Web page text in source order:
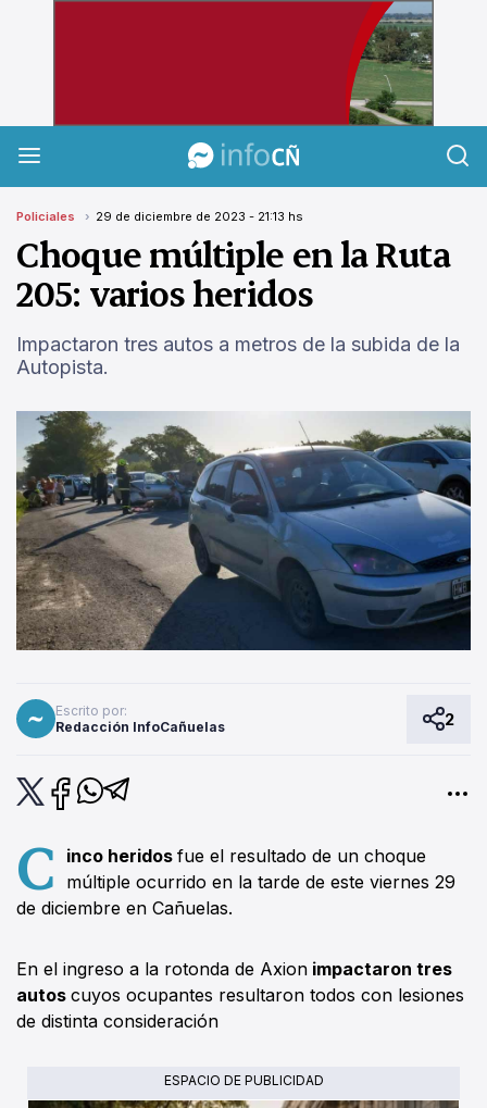
Policiales 29 de diciembre de 2023 - 21:13 hs
Choque múltiple en la Ruta
205: varios heridos
Impactaron tres autos a metros de la subida de la
Autopista.
Escrito por:
Redacción InfoCañuelas
2
C inco heridosfue el resultado de un choque
múltiple ocurrido en la tarde de este viernes 29
de diciembre en Cañuelas.
En el ingreso a la rotonda de Axion impactaron tres
autos cuyos ocupantes resultaron todos con lesiones
de distinta consideración
ESPACIO DE PUBLICIDAD